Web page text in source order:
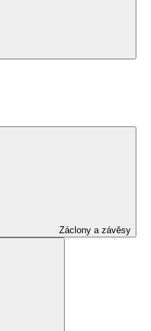
Záclony a závěsy